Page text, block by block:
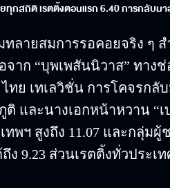
กสถิติ เรตติ้งตอนแรก 6.40 การกลับม
ลายสมการรอคอยจริง ๆ
าก “บุพเพสันนิวาส” ทาง
ทย เทเลวิชั่น การโคจรก
และนางเอกหน้าหวาน “
พฯ สูงถึง 11.07 และกลุ่มผู้
ถึง 9.23 ส่วนเรตติ้งทั่วปร